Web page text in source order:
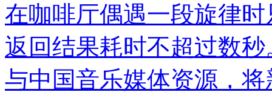
在咖啡厅偶遇一段旋律
返回结果耗时不超过数
与中国音乐媒体资源，